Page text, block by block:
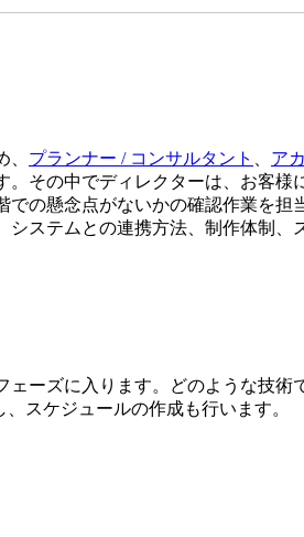
プランナー / コンサルタント ア
その中でディレクターは、お客
の懸念点がないかの確認作業を
ステムとの連携方法、制作体制、
ーズに入ります。どのような技
スケジュールの作成も行います。